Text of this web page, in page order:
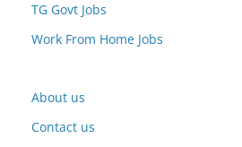
TG Govt Jobs
Work From Home Jobs
About us
Contact us